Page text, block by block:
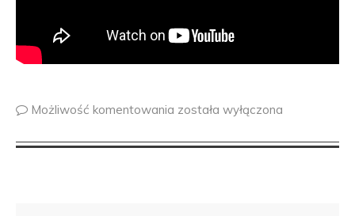
Możliwość komentowania została wyłączona